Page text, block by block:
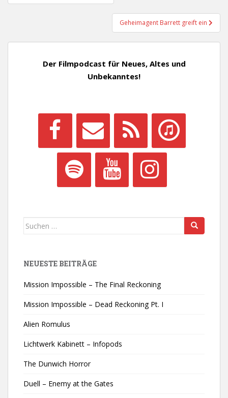
Geheimagent Barrett greift ein
Der Filmpodcast für Neues, Altes und
Unbekanntes!
Suchen
NEUESTE BEITRÄGE
Mission Impossible – The Final Reckoning
Mission Impossible – Dead Reckoning Pt. I
Alien Romulus
Lichtwerk Kabinett – Infopods
The Dunwich Horror
Duell – Enemy at the Gates